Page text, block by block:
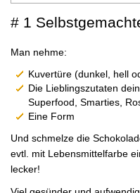
# 1
Man nehme:
Kuvertüre (dunkel, hell
Die Lieblingszutaten
Superfood, Smarties,
Eine Form
Und schmelze die
evtl. mit Lebensmittelfarbe
lecker!